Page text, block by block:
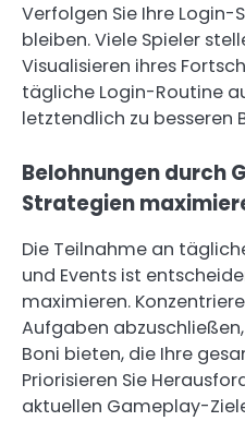
Verfolgen Sie Ihre
bleiben. Viele Spieler
Visualisieren ihres
tägliche Login-Routine
letztendlich zu besseren
Belohnungen durch
Strategien
Die Teilnahme an
und Events ist
maximieren.
Aufgaben
Boni bieten, die Ihre
Priorisieren Sie
aktuellen Gameplay-